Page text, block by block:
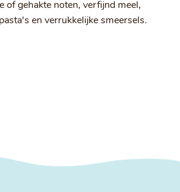
of gehakte noten, verfijnd meel,
en verrukkelijke smeersels.